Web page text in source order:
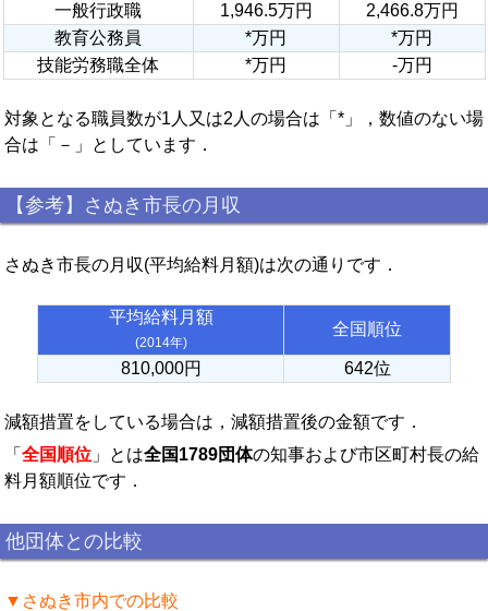
一般行政職
1,946.5万円
2,466.8万円
教育公務員
*万円
*万円
技能労務職全体
*万円 -万円
対象となる職員数が1人又は2人の場合は「*」，数値のない場
合は「－」としています．
【参考】さぬき市長の月収
さぬき市長の月収(平均給料月額)は次の通りです．
平均給料月額
(2014年)
全国順位
810,000円 642位
減額措置をしている場合は，減額措置後の金額です．
「 全国順位 」とは全国1789団体の知事および市区町村長の給
料月額順位です．
他団体との比較
▼さぬき市内での比較